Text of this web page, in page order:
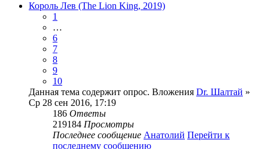
Король Лев (The Lion King, 2019)
1
…
6
7
8
9
10
Данная тема содержит опрос. Вложения Dr. Шалтай »
Ср 28 сен 2016, 17:19
186 Ответы
219184 Просмотры
Последнее сообщение Анатолий Перейти к
последнему сообщению